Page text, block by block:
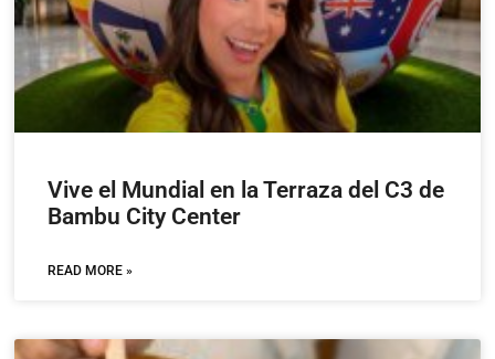
Vive el Mundial en la Terraza del C3 de
Bambu City Center
READ MORE »